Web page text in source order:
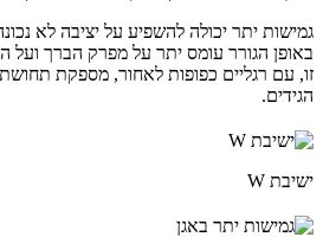
גמישות יתר יכולה להשפיע על יציבה לא
זו, עם רגליים כפופות לאחור, מספקת
הגידים.
ישיבת W